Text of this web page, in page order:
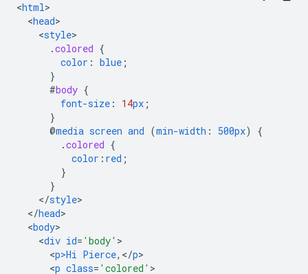
<html
<head
<style
.colored {
color : blue ;
}
#body {
font-size : 14px ;
}
@media screen and (min-width : 500px)
{
.colored {
color : red ;
}
}
</style
</head
<body
<div id= 'body'
<p>Hi Pierce,</p
<p class= 'colored'